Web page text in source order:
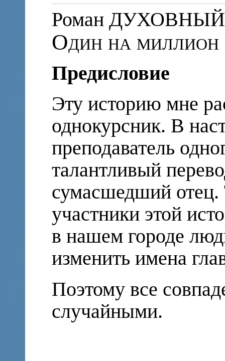
Роман ДУХОВНЫЙ
Один на миллион
Предисловие
Эту историю мне
однокурсник. В
преподаватель
талантливый
сумасшедший отец.
участники этой
в нашем городе
изменить имена
Поэтому все
случайными.